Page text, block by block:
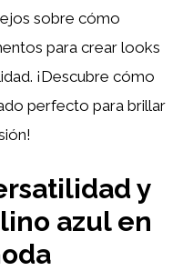
sobre cómo
para crear looks
¡Descubre cómo
perfecto para brillar
y
azul en